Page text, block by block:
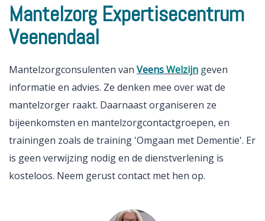
Mantelzorg Expertisecentrum
Veenendaal
Mantelzorgconsulenten van VeensWelzijn geven
informatie en advies. Ze denken mee over wat de
mantelzorger raakt. Daarnaast organiseren ze
bijeenkomsten en mantelzorgcontactgroepen, en
trainingen zoals de training 'Omgaan met Dementie'. Er
is geen verwijzing nodig en de dienstverlening is
kosteloos. Neem gerust contact met hen op.